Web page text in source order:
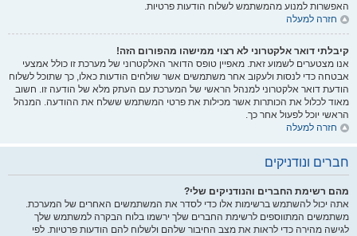
האפשרות למנוע מהמשתמש לשלוח הודעות פרטיות.
חזרה למעלה
קיבלתי דואר אלקטרוני לא רצוי ממישהו מהפורום הזה!
אנו מצטערים לשמוע זאת. מאפיין טופס הדואר האלקטרוני של מערכת זו כולל אמצעי
אבטחה כדי לנסות ולעקוב אחר משתמשים אשר שולחים הודעות כאלו, כך שתוכל לשלוח
הודעת דואר אלקטרוני למנהל הראשי של המערכת עם העתק מלא של הודעה זו. חשוב
מאוד לכלול את הכותרות אשר מכילות את פרטי המשתמש ששלח את ההודעה. המנהל
הראשי יוכל לפעול אחר כך.
חזרה למעלה
חברים ונודניקים
מהם רשימת החברים והנודניקים שלי?
אתה יכול להשתמש ברשימות אלו כדי לסדר את המשתמשים האחרים של המערכת.
משתמשים המתווספים לרשימת החברים שלך ירשמו בלוח הבקרה למשתמש שלך
לגישה מהירה כדי לראות את מצב החיבור שלהם ולשלוח להם הודעות פרטיות. לפי